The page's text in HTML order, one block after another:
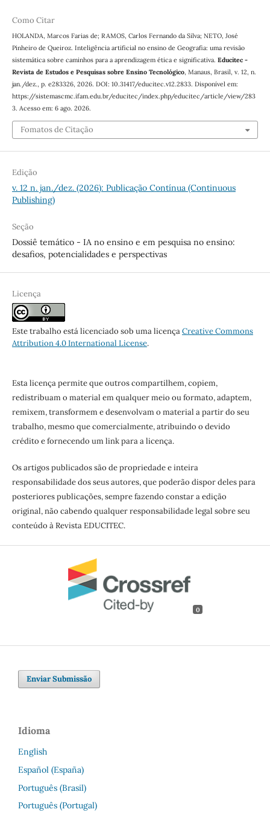
Como Citar
HOLANDA, Marcos Farias de; RAMOS, Carlos Fernando da Silva; NETO, José
Pinheiro de Queiroz. Inteligência artificial no ensino de Geografia: uma revisão
sistemática sobre caminhos para a aprendizagem ética e significativa. Educitec -
Revista de Estudos e Pesquisas sobre Ensino Tecnológico, Manaus, Brasil, v. 12, n.
jan./dez., p. e283326, 2026. DOI: 10.31417/educitec.v12.2833. Disponível em:
https://sistemascmc.ifam.edu.br/educitec/index.php/educitec/article/view/283
3. Acesso em: 6 ago. 2026.
Fomatos de Citação
Edição
v. 12 n. jan./dez. (2026): Publicação Contínua (Continuous
Publishing)
Seção
Dossiê temático - IA no ensino e em pesquisa no ensino:
desafios, potencialidades e perspectivas
Licença
Este trabalho está licenciado sob uma licençaCreative Commons
Attribution 4.0 International License.
Esta licença permite que outros compartilhem, copiem,
redistribuam o material em qualquer meio ou formato, adaptem,
remixem, transformem e desenvolvam o material a partir do seu
trabalho, mesmo que comercialmente, atribuindo o devido
crédito e fornecendo um link para a licença.
Os artigos publicados são de propriedade e inteira
responsabilidade dos seus autores, que poderão dispor deles para
posteriores publicações, sempre fazendo constar a edição
original, não cabendo qualquer responsabilidade legal sobre seu
conteúdo à Revista EDUCITEC.
0
Enviar Submissão
Idioma
English
Español (España)
Português (Brasil)
Português (Portugal)